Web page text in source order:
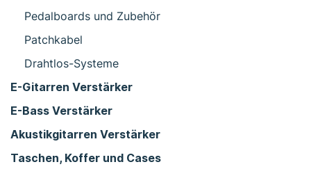
Pedalboards und Zubehör
Patchkabel
Drahtlos-Systeme
E-Gitarren Verstärker
E-Bass Verstärker
Akustikgitarren Verstärker
Taschen, Koffer und Cases